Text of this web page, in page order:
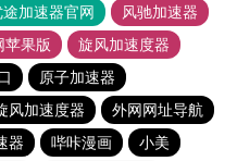
途加速器官网
风驰加速器
苹果版
旋风加速度器
原子加速器
风加速度器
外网网址导航
器 哔咔漫画
小美